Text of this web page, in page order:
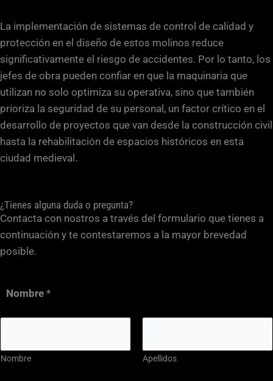
La implementación de sistemas de control de calidad y
protección en el diseño de estos molinos reduce
significativamente el riesgo de accidentes. Por lo tanto, los
jefes de obra pueden confiar en que la maquinaria que
utilizan no solo optimiza su operativa, sino que también
prioriza la seguridad de su personal, un factor crítico en el
desarrollo de proyectos que van desde la construcción civil
hasta la rehabilitación de espacios históricos en esta
ciudad medieval.
¿Tienes alguna duda o pregunta?
Contacta con nostros a través del formulario que tienes a
continuación y te contestaremos a la mayor brevedad
posible.
Nombre *
Nombre Apellidos